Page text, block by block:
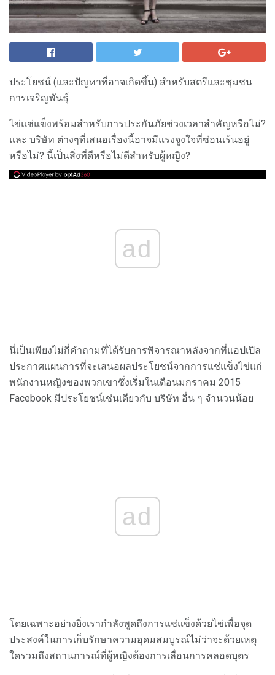
ประโยชน์ (และปัญหาที่อาจเกิดขึ้น) สำหรับสตรีและชุมชน
การเจริญพันธุ์
ไข่แช่แข็งพร้อมสำหรับการประกันภัยช่วงเวลาสำคัญหรือไม่?
และ บริษัท ต่างๆที่เสนอเรื่องนี้อาจมีแรงจูงใจที่ซ่อนเร้นอยู่
หรือไม่? นี้เป็นสิ่งที่ดีหรือไม่ดีสำหรับผู้หญิง?
ad
นี่เป็นเพียงไม่กี่คำถามที่ได้รับการพิจารณาหลังจากที่แอปเปิล
ประกาศแผนการที่จะเสนอผลประโยชน์จากการแช่แข็งไข่แก่
พนักงานหญิงของพวกเขาซึ่งเริ่มในเดือนมกราคม 2015
Facebook มีประโยชน์เช่นเดียวกับ บริษัท อื่น ๆ จำนวนน้อย
ad
โดยเฉพาะอย่างยิ่งเรากำลังพูดถึงการแช่แข็งด้วยไข่เพื่อจุด
ประสงค์ในการเก็บรักษาความอุดมสมบูรณ์ไม่ว่าจะด้วยเหตุ
ใดรวมถึงสถานการณ์ที่ผู้หญิงต้องการเลื่อนการคลอดบุตร